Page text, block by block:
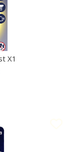
X1